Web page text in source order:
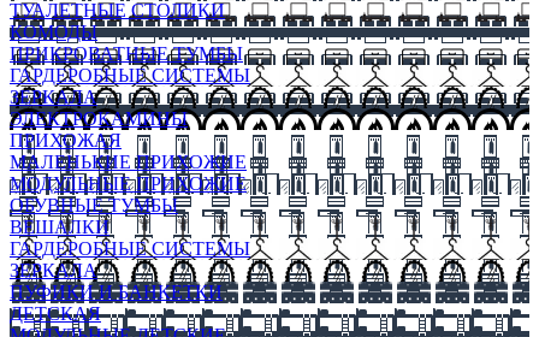
ТУАЛЕТНЫЕ СТОЛИКИ
КОМОДЫ
ПРИКРОВАТНЫЕ ТУМБЫ
ГАРДЕРОБНЫЕ СИСТЕМЫ
ЗЕРКАЛА
ЭЛЕКТРОКАМИНЫ
ПРИХОЖАЯ
МАЛЕНЬКИЕ ПРИХОЖИЕ
МОДУЛЬНЫЕ ПРИХОЖИЕ
ОБУВНЫЕ ТУМБЫ
ВЕШАЛКИ
ГАРДЕРОБНЫЕ СИСТЕМЫ
ЗЕРКАЛА
ПУФИКИ И БАНКЕТКИ
ДЕТСКАЯ